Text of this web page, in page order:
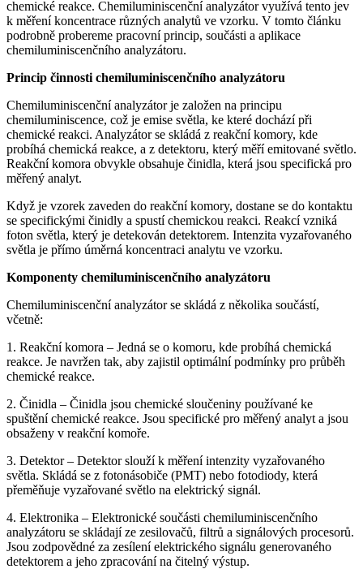
chemické reakce. Chemiluminiscenční analyzátor využívá tento jev
k měření koncentrace různých analytů ve vzorku. V tomto článku
podrobně probereme pracovní princip, součásti a aplikace
chemiluminiscenčního analyzátoru.
Princip činnosti chemiluminiscenčního analyzátoru
Chemiluminiscenční analyzátor je založen na principu
chemiluminiscence, což je emise světla, ke které dochází při
chemické reakci. Analyzátor se skládá z reakční komory, kde
probíhá chemická reakce, a z detektoru, který měří emitované světlo.
Reakční komora obvykle obsahuje činidla, která jsou specifická pro
měřený analyt.
Když je vzorek zaveden do reakční komory, dostane se do kontaktu
se specifickými činidly a spustí chemickou reakci. Reakcí vzniká
foton světla, který je detekován detektorem. Intenzita vyzařovaného
světla je přímo úměrná koncentraci analytu ve vzorku.
Komponenty chemiluminiscenčního analyzátoru
Chemiluminiscenční analyzátor se skládá z několika součástí,
včetně:
1. Reakční komora – Jedná se o komoru, kde probíhá chemická
reakce. Je navržen tak, aby zajistil optimální podmínky pro průběh
chemické reakce.
2. Činidla – Činidla jsou chemické sloučeniny používané ke
spuštění chemické reakce. Jsou specifické pro měřený analyt a jsou
obsaženy v reakční komoře.
3. Detektor – Detektor slouží k měření intenzity vyzařovaného
světla. Skládá se z fotonásobiče (PMT) nebo fotodiody, která
přeměňuje vyzařované světlo na elektrický signál.
4. Elektronika – Elektronické součásti chemiluminiscenčního
analyzátoru se skládají ze zesilovačů, filtrů a signálových procesorů.
Jsou zodpovědné za zesílení elektrického signálu generovaného
detektorem a jeho zpracování na čitelný výstup.